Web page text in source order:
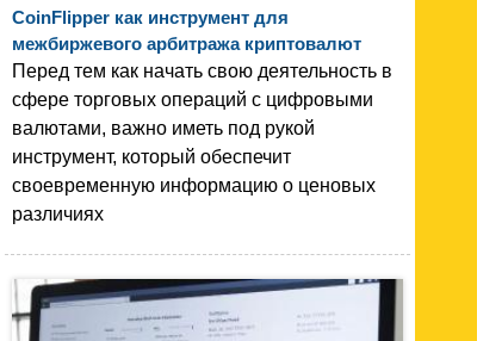
CoinFlipper как инструмент для
межбиржевого арбитража криптовалют
Перед тем как начать свою деятельность в
сфере торговых операций с цифровыми
валютами, важно иметь под рукой
инструмент, который обеспечит
своевременную информацию о ценовых
различиях